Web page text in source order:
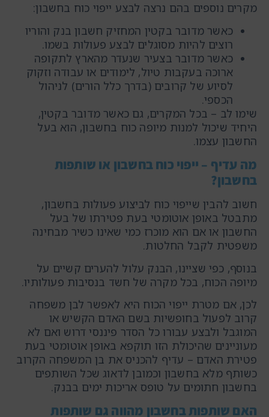
מקרים נוספים בהם נרצה לבצע ייפוי כוח בחשבון:
כאשר מדובר בקטין המחזיק חשבון בנק והוריו
רוצים להיות מסוגלים לבצע פעולות בשמו.
כאשר מדובר בצעיר שנעדר מהארץ לתקופה
ארוכה בעקבות טיול, לימודים או עבודה וזקוק
לסיוע של קרובים (בדרך כלל הורים) לניהול
הכספי.
שימו לב – בכל המקרים, גם כאשר מדובר בקטין,
היחיד שיכול למנות מיופה כוח בחשבון, הוא בעל
החשבון עצמו.
מה עדיף – ייפוי כוח בחשבון או שותפות
בחשבון?
חשוב להבין שייפוי כוח לביצוע פעולות בחשבון,
מתבטל באופן אוטומטי בעת פטירתו של בעל
החשבון או אם הוא מוכרז כמי שאינו כשיר מבחינה
משפטית לקבל החלטות.
בנוסף, כפי שציינו, הבנק עלול להערים קשיים על
מיופה הכוח, בכל מקרה של חשד בנסיבות פעולותיו.
לכן, אם מטרת ייפוי הכוח היא לאפשר לבן משפחה
קרוב לפעול בחופשיות בשם האדם הקשיש או
המוגבל ולבצע עבורו כל הסדר פיננסי דרוש ואם לא
מעוניינים שהיכולת הזו תוקפא באופן אוטומטי בעת
פטירת האדם – עדיף להכניס את בן המשפחה הקרוב
כשותף מלא בחשבון וכמובן לדאוג שכל השותפים
בחשבון חתומים על טופס אריכות ימים בבנק.
האם שותפות בחשבון מהווה גם שותפות